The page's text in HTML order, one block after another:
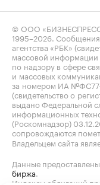
© ООО
1995–2026 .
агентства «РБК»
массовой
по надзору в сфере
и массовых
за номером ИА №ФС77-
(свидетельство о
выдано Федеральной
информационных
(Роскомнадзор)
сопровождаются
Владельцем сайта
Данные
биржа
Индексы облигаций